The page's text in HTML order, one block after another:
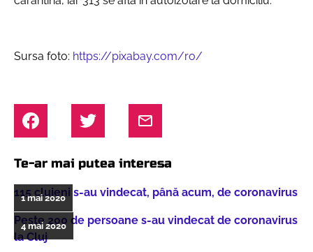
Sursa foto: https://pixabay.com/ro/
Te-ar mai putea interesa
115 clujeni s-au vindecat, până acum, de coronavirus
1 mai 2020
Peste 200 de persoane s-au vindecat de coronavirus
la Cluj
4 mai 2020